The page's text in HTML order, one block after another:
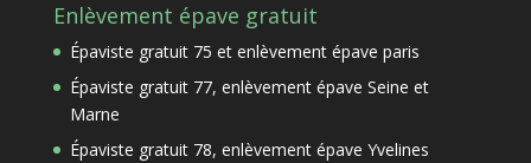
Enlèvement épave gratuit
Épaviste gratuit 75 et enlèvement épave paris
Épaviste gratuit 77, enlèvement épave Seine et
Marne
Épaviste gratuit 78, enlèvement épave Yvelines